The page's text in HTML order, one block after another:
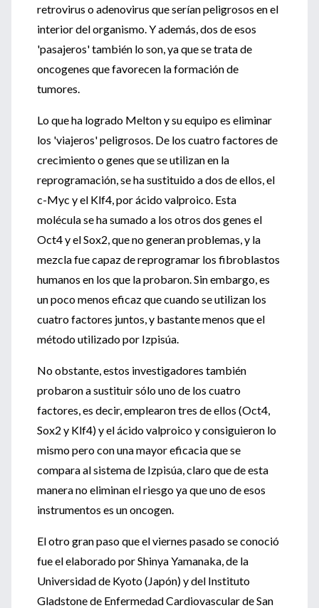
retrovirus o adenovirus que serían peligrosos en el
interior del organismo. Y además, dos de esos
'pasajeros' también lo son, ya que se trata de
oncogenes que favorecen la formación de
tumores.
Lo que ha logrado Melton y su equipo es eliminar
los 'viajeros' peligrosos. De los cuatro factores de
crecimiento o genes que se utilizan en la
reprogramación, se ha sustituido a dos de ellos, el
c-Myc y el Klf4, por ácido valproico. Esta
molécula se ha sumado a los otros dos genes el
Oct4 y el Sox2, que no generan problemas, y la
mezcla fue capaz de reprogramar los fibroblastos
humanos en los que la probaron. Sin embargo, es
un poco menos eficaz que cuando se utilizan los
cuatro factores juntos, y bastante menos que el
método utilizado por Izpisúa.
No obstante, estos investigadores también
probaron a sustituir sólo uno de los cuatro
factores, es decir, emplearon tres de ellos (Oct4,
Sox2 y Klf4) y el ácido valproico y consiguieron lo
mismo pero con una mayor eficacia que se
compara al sistema de Izpisúa, claro que de esta
manera no eliminan el riesgo ya que uno de esos
instrumentos es un oncogen.
El otro gran paso que el viernes pasado se conoció
fue el elaborado por Shinya Yamanaka, de la
Universidad de Kyoto (Japón) y del Instituto
Gladstone de Enfermedad Cardiovascular de San